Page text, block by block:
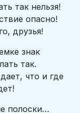
нельзя!
опасно!
друзья!
знак
так.
что и где